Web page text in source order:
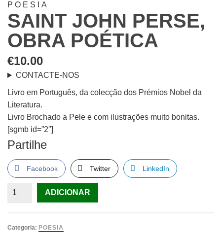
POESIA
SAINT JOHN PERSE,
OBRA POÉTICA
€10.00
CONTACTE-NOS
Livro em Português, da colecção dos Prémios Nobel da
Literatura.
Livro Brochado a Pele e com ilustrações muito bonitas.
[sgmb id=”2″]
Partilhe
Facebook Twitter LinkedIn
Quantidade
John
ADICIONAR
Categoria: POESIA